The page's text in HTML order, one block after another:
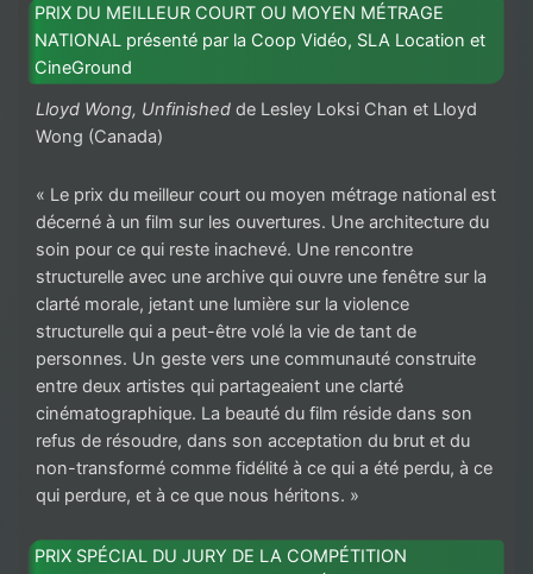
PRIX DU MEILLEUR COURT OU MOYEN MÉTRAGE
NATIONAL présenté par la Coop Vidéo, SLA Location et
CineGround
Lloyd Wong, Unfinished de Lesley Loksi Chan et Lloyd
Wong (Canada)
« Le prix du meilleur court ou moyen métrage national est
décerné à un film sur les ouvertures. Une architecture du
soin pour ce qui reste inachevé. Une rencontre
structurelle avec une archive qui ouvre une fenêtre sur la
clarté morale, jetant une lumière sur la violence
structurelle qui a peut-être volé la vie de tant de
personnes. Un geste vers une communauté construite
entre deux artistes qui partageaient une clarté
cinématographique. La beauté du film réside dans son
refus de résoudre, dans son acceptation du brut et du
non-transformé comme fidélité à ce qui a été perdu, à ce
qui perdure, et à ce que nous héritons. »
PRIX SPÉCIAL DU JURY DE LA COMPÉTITION